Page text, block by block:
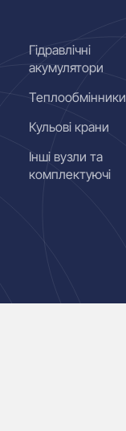
Гідравлічні
акумулятори
Теплообмінники
Кульові крани
Інші вузли та
комплектуючі